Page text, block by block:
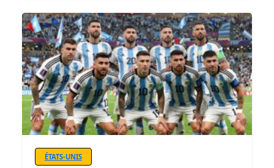
ÉTATS-UNIS